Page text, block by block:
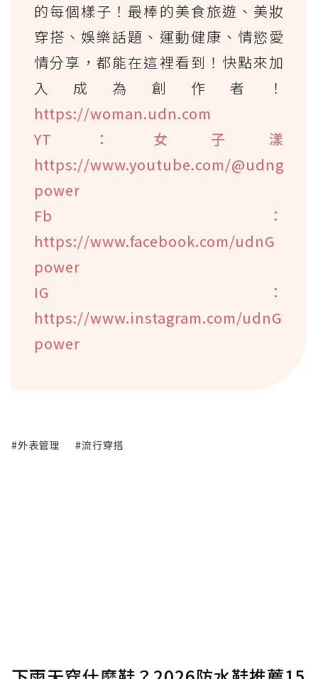
的每個樣子！最棒的美食旅遊、美妝
穿搭、娛樂話題、運動健康、情慾愛
情分享，都能在這裡看到！快點來加
入成為創作者！
https://woman.udn.com
YT：女子漾
https://www.youtube.com/@udng
power
Fb：
https://www.facebook.com/udnG
power
IG：
https://www.instagram.com/udnG
power
#外表管理 #流行穿搭